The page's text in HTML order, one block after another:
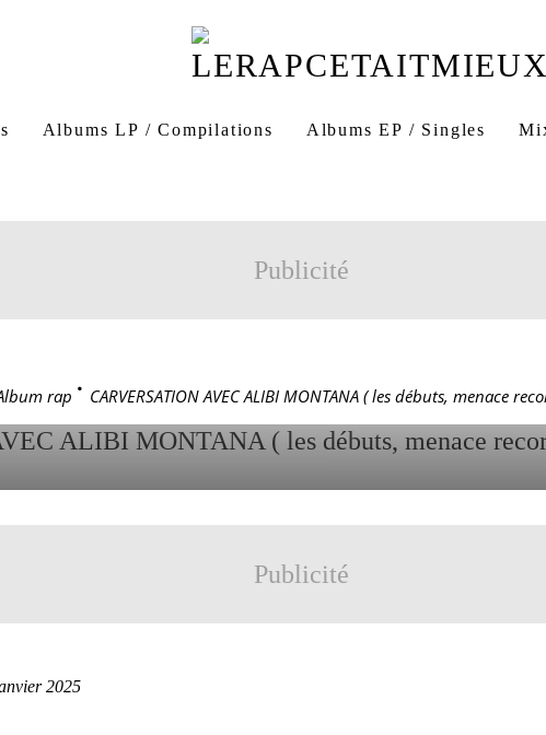
Albums LP / Compilations Albums EP / Singles
Publicité
rap > CARVERSATION AVEC ALIBI MONTANA ( les débuts, menace
En live du fer Menace Records
AVEC ALIBI
MENACE
SON LIVRE,
Publicité
2025